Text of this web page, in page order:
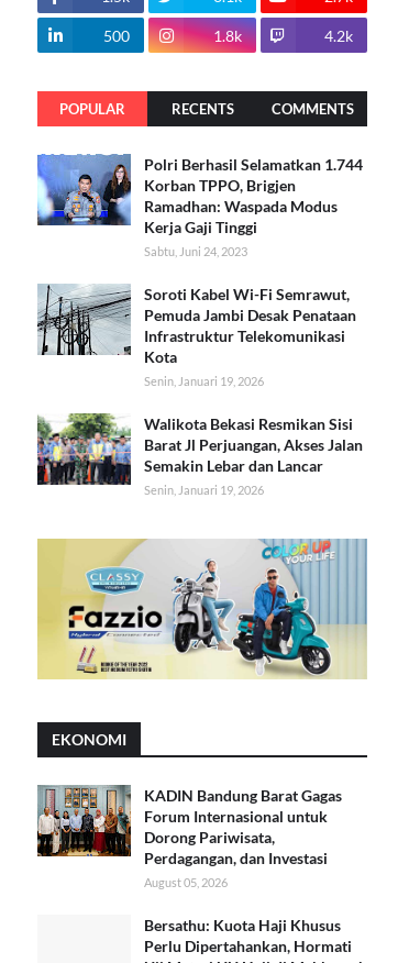
500 1.8k 4.2k
POPULAR RECENTS COMMENTS
Polri Berhasil Selamatkan 1.744
Korban TPPO, Brigjen
Ramadhan: Waspada Modus
Kerja Gaji Tinggi
Sabtu, Juni 24, 2023
Soroti Kabel Wi-Fi Semrawut,
Pemuda Jambi Desak Penataan
Infrastruktur Telekomunikasi
Kota
Senin, Januari 19, 2026
Walikota Bekasi Resmikan Sisi
Barat Jl Perjuangan, Akses Jalan
Semakin Lebar dan Lancar
Senin, Januari 19, 2026
EKONOMI
KADIN Bandung Barat Gagas
Forum Internasional untuk
Dorong Pariwisata,
Perdagangan, dan Investasi
August 05, 2026
Bersathu: Kuota Haji Khusus
Perlu Dipertahankan, Hormati